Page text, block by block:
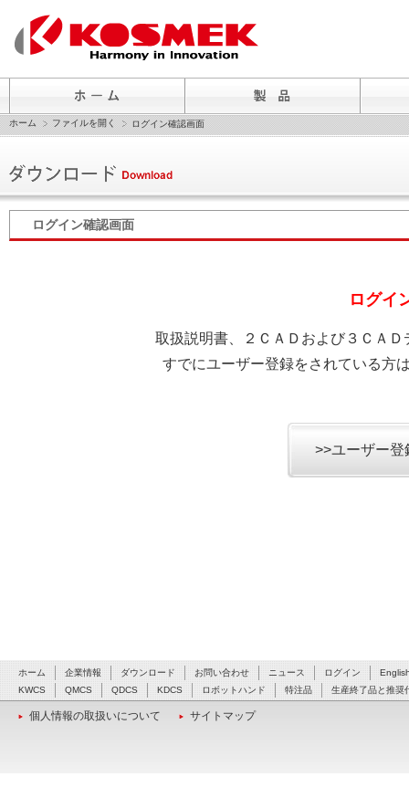
ホーム ファイルを開く ログイン確認画面
ログイン確認画面
ログイ
取扱説明書、２ＣＡＤおよび３ＣＡ
すでにユーザー登録をされている方
>>ユーザー
ホーム 企業情報 ダウンロード お問い合わせ ニュース ログイン
KWCS
QMCS QDCS KDCS ロボットハンド 特注品 生産終了品と推奨
個人情報の取扱いについて サイトマップ